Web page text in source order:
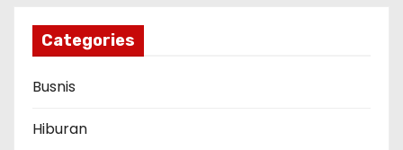
Categories
Busnis
Hiburan